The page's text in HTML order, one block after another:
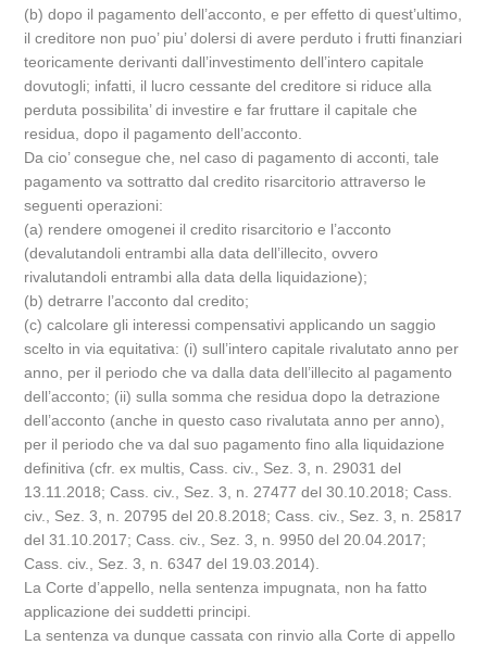
(b) dopo il pagamento dell’acconto, e per effetto di quest’ultimo,
il creditore non puo’ piu’ dolersi di avere perduto i frutti finanziari
teoricamente derivanti dall’investimento dell’intero capitale
dovutogli; infatti, il lucro cessante del creditore si riduce alla
perduta possibilita’ di investire e far fruttare il capitale che
residua, dopo il pagamento dell’acconto.
Da cio’ consegue che, nel caso di pagamento di acconti, tale
pagamento va sottratto dal credito risarcitorio attraverso le
seguenti operazioni:
(a) rendere omogenei il credito risarcitorio e l’acconto
(devalutandoli entrambi alla data dell’illecito, ovvero
rivalutandoli entrambi alla data della liquidazione);
(b) detrarre l’acconto dal credito;
(c) calcolare gli interessi compensativi applicando un saggio
scelto in via equitativa: (i) sull’intero capitale rivalutato anno per
anno, per il periodo che va dalla data dell’illecito al pagamento
dell’acconto; (ii) sulla somma che residua dopo la detrazione
dell’acconto (anche in questo caso rivalutata anno per anno),
per il periodo che va dal suo pagamento fino alla liquidazione
definitiva (cfr. ex multis, Cass. civ., Sez. 3, n. 29031 del
13.11.2018; Cass. civ., Sez. 3, n. 27477 del 30.10.2018; Cass.
civ., Sez. 3, n. 20795 del 20.8.2018; Cass. civ., Sez. 3, n. 25817
del 31.10.2017; Cass. civ., Sez. 3, n. 9950 del 20.04.2017;
Cass. civ., Sez. 3, n. 6347 del 19.03.2014).
La Corte d’appello, nella sentenza impugnata, non ha fatto
applicazione dei suddetti principi.
La sentenza va dunque cassata con rinvio alla Corte di appello